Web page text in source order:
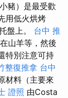
豬）是最受歡
用低火烘烤
盤上。 台中 推
山羊等，然後
特別注意可持
整復推拿 台中
材料（主要來
證照 由Costa